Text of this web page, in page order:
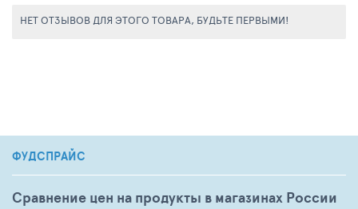
НЕТ ОТЗЫВОВ ДЛЯ ЭТОГО ТОВАРА, БУДЬТЕ ПЕРВЫМИ!
ФУДСПРАЙС
Сравнение цен на продукты в магазинах России